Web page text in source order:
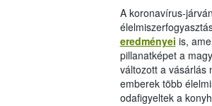
A koronavírus-
eredményei is,
pillanatképet a
változott a vásárlás
emberek több
odafigyeltek a